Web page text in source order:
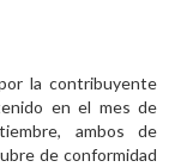
la contribuyente
en el mes de
ambos de
de conformidad